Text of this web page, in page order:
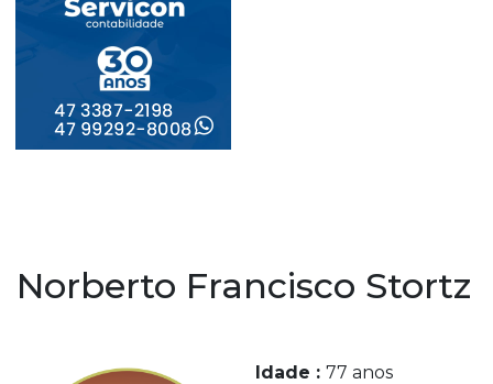
Norberto Francisco Stortz
Idade : 77 anos